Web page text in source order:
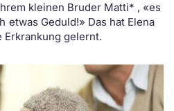
kleinen Bruder Matti* , «es
etwas Geduld!» Das hat Elena
gelernt.